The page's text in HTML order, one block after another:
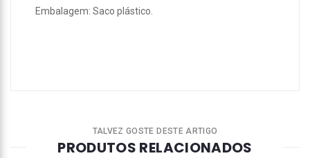
Embalagem: Saco plástico.
TALVEZ GOSTE DESTE ARTIGO
PRODUTOS RELACIONADOS